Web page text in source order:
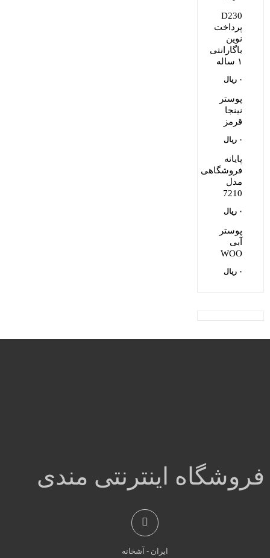
D230
پرداخت
نوین
باگارانتی
۱ ساله
۰ ریال
پوستر
نینجا
قرمز
۰ ریال
پایانه
فروشگاهی
مدل
7210
۰ ریال
پوستر
آبی
WOO
۰ ریال
فروشگاه اینترنتی مندی
ایران - آشخانه